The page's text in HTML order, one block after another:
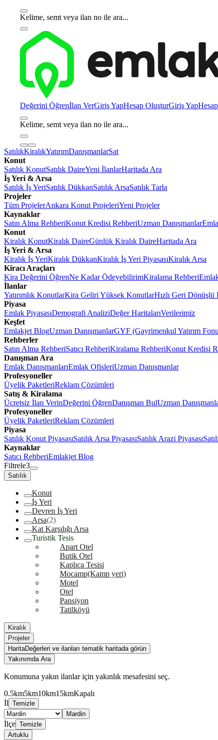
Kelime, semt veya ilan no ile ara...
Değerini Öğrenİlan VerGiriş YapHesap OluşturGiriş Yap
Kelime, semt veya ilan no ile ara...
SatılıkKiralıkYatırımDanışmanlarSat
Konut
Satılık KonutSatılık DaireYeni İlanlarHaritada Ara
İş Yeri & Arsa
Satılık İş YeriSatılık DükkanSatılık ArsaSatılık Tarla
Projeler
Tüm ProjelerAnkara Konut ProjeleriYeni Projeler
Kaynaklar
Satın Alma RehberiKonut Kredisi RehberiUzman Danışmanlar
Konut
Kiralık KonutKiralık DaireGünlük Kiralık DaireHaritada Ara
İş Yeri & Arsa
Kiralık İş YeriKiralık DükkanKiralık İş Yeri PiyasasıKiralık Arsa
Kiracı Araçları
Kira Değerini ÖğrenNe Kadar ÖdeyebilirimKiralama Rehberi
İlanlar
Yatırımlık KonutlarKira Geliri Yüksek KonutlarHızlı Geri Dönüşlü
Piyasa
Emlak PiyasasıDemografi AnaliziDeğer HaritalarıVerilerimiz
Keşfet
Emlakjet BlogUzman DanışmanlarGYF (Gayrimenkul Yatırım
Rehberler
Satın Alma RehberiSatıcı RehberiKiralama RehberiKonut Kredisi
Danışman Ara
Emlak DanışmanlarıEmlak OfisleriUzman Danışmanlar
Profesyoneller
Üyelik PaketleriReklam Çözümleri
Satış & Kiralama
Ücretsiz İlan VerinDeğerini ÖğrenDanışman BulUzman
Profesyoneller
Üyelik PaketleriReklam Çözümleri
Piyasa
Satılık Konut PiyasasıSatılık Arsa PiyasasıSatılık Arazi Piyasası
Kaynaklar
Satıcı RehberiEmlakjet Blog
Filtrele3
Satılık
Konut
İş Yeri
Devren İş Yeri
Arsa(2)
Kat Karşılığı Arsa
Turistik Tesis
Apart Otel
Butik Otel
Kaplıca Tesisi
Mocamp(Kamp yeri)
Motel
Otel
Pansiyon
Tatilköyü
Kiralık
Projeler
HaritaDeğerleri ve ilanları tematik haritada görün
Yakınımda Ara
Konumuna yakın ilanlar için yakınlık mesafesini seç.
0.5km5km10km15kmKapalı
İl Temizle
Mardin
İlçe Temizle
Artuklu